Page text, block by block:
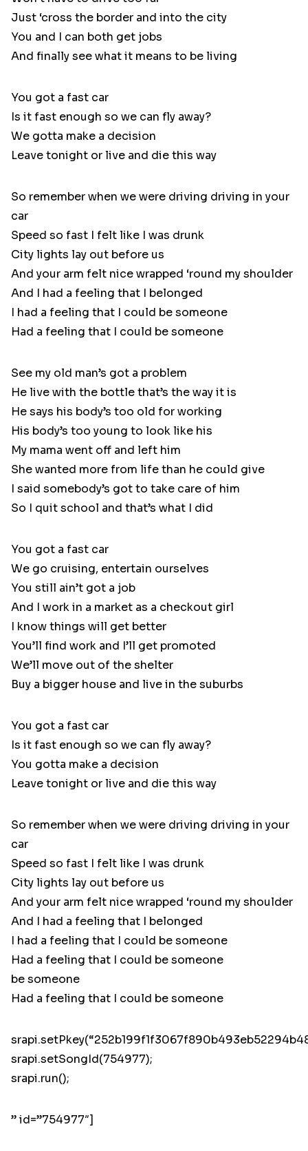
Just ‘cross the border and into the city
You and I can both get jobs
And finally see what it means to be living
You got a fast car
Is it fast enough so we can fly away?
We gotta make a decision
Leave tonight or live and die this way
So remember when we were driving driving in your
car
Speed so fast I felt like I was drunk
City lights lay out before us
And your arm felt nice wrapped ‘round my shoulder
And I had a feeling that I belonged
I had a feeling that I could be someone
Had a feeling that I could be someone
See my old man’s got a problem
He live with the bottle that’s the way it is
He says his body’s too old for working
His body’s too young to look like his
My mama went off and left him
She wanted more from life than he could give
I said somebody’s got to take care of him
So I quit school and that’s what I did
You got a fast car
We go cruising, entertain ourselves
You still ain’t got a job
And I work in a market as a checkout girl
I know things will get better
You’ll find work and I’ll get promoted
We’ll move out of the shelter
Buy a bigger house and live in the suburbs
You got a fast car
Is it fast enough so we can fly away?
You gotta make a decision
Leave tonight or live and die this way
So remember when we were driving driving in your
car
Speed so fast I felt like I was drunk
City lights lay out before us
And your arm felt nice wrapped ‘round my shoulder
And I had a feeling that I belonged
I had a feeling that I could be someone
Had a feeling that I could be someone
be someone
Had a feeling that I could be someone
srapi.setSongId(754977);
srapi.run();
” id=”754977″]